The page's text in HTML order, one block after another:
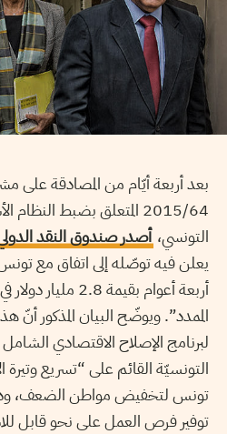
بعد أربعة أيّام من المصادقة على
2015/64 المتعلق بضبط
التونسي، أصدر صندوق النقد الدولي في 15 أفريل
يعلن فيه توصّله إلى اتفاق مع
أربعة أعوام بقيمة
الممدد”. ويوضّح البيان المذكور أنّ
لبرنامج الإصلاح الاقتصادي
التونسيّة القائم على“تسريع وتيرة
تونس لتخفيض مواطن الضعف،
توفير فرص العمل على نحو قابل